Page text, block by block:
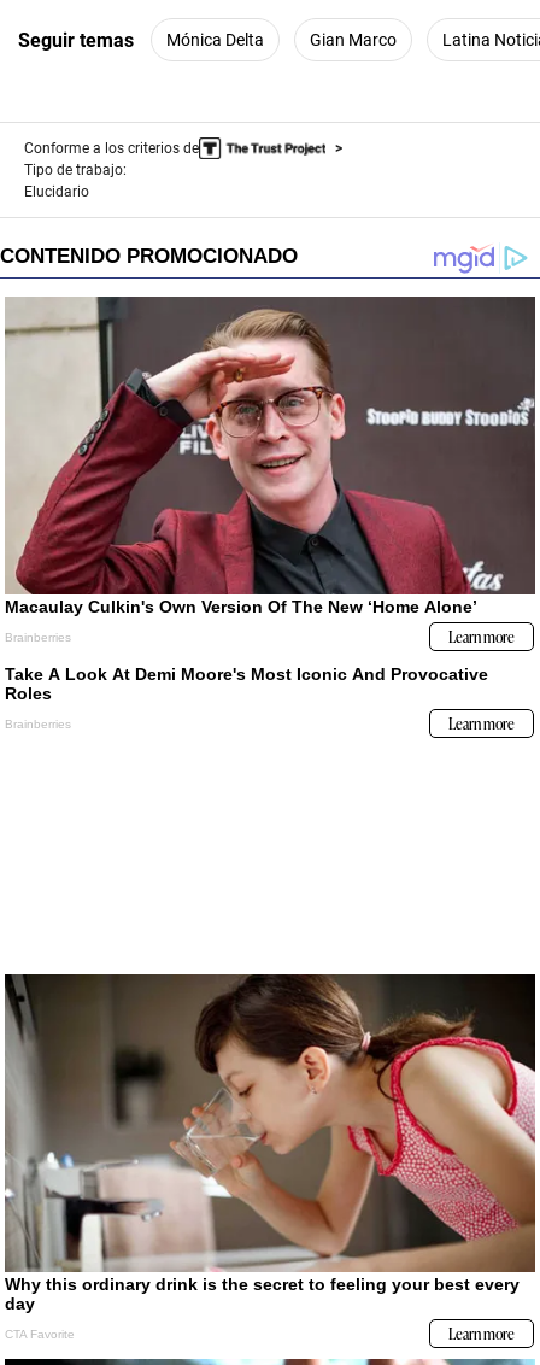
Seguir temas Mónica Delta Gian Marco Latina
Conforme a los criterios de
Tipo de trabajo:
Elucidario